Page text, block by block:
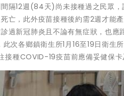
隔12週(84天)尚未接種過之民眾
亡，此外疫苗接種後約需2週才能
過新冠肺炎且不論有無症狀，也
次各鄉鎮衛生所1月16至19日衛
接種COVID-19疫苗前應備妥健保卡